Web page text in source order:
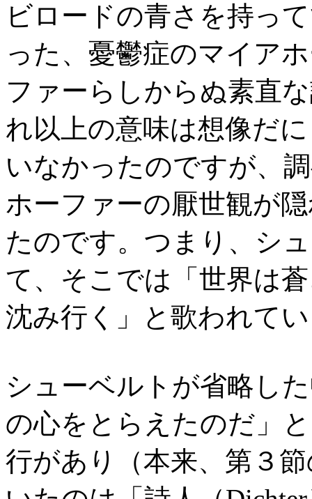
ビロードの青さを持っ
った、憂鬱症のマイア
ファーらしからぬ素直
れ以上の意味は想像だ
いなかったのですが、
ホーファーの厭世観が
たのです。つまり、シ
て、そこでは「世界は
沈み行く」と歌われて
シューベルトが省略し
の心をとらえたのだ」
行があり（本来、第３